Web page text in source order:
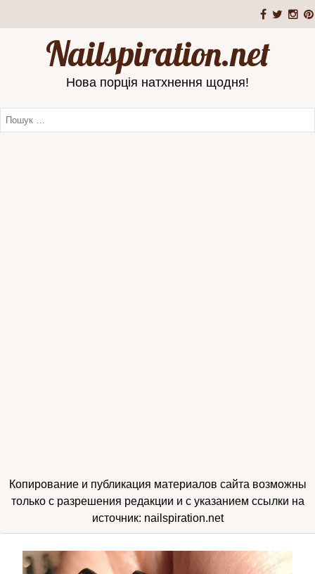
Nailspiration.net
Нова порція натхнення щодня!
Копирование и публикация материалов сайта возможны
только с разрешения редакции и с указанием ссылки на
источник: nailspiration.net